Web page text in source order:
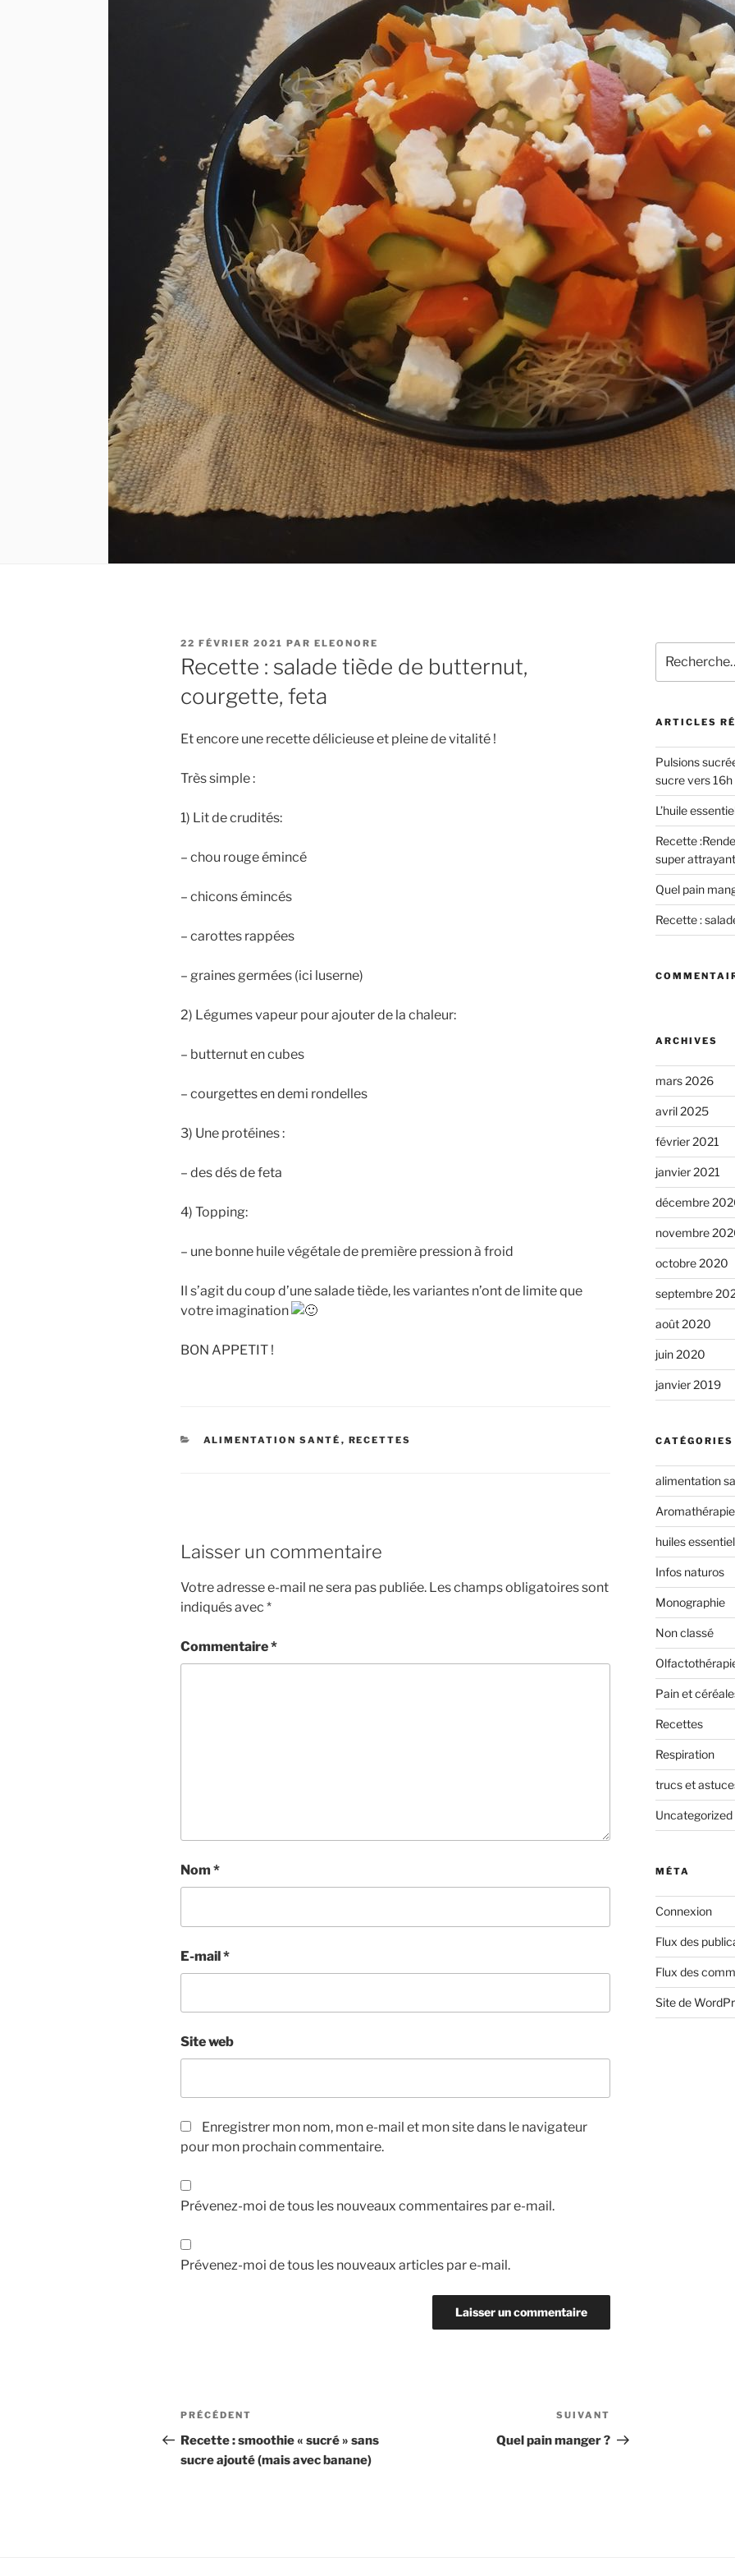
PUBLIÉ
LE
22 FÉVRIER 2021 PAR ELEONORE
Recette : salade tiède de butternut,
courgette, feta
Et encore une recette délicieuse et pleine de vitalité !
Très simple :
1) Lit de crudités:
– chou rouge émincé
– chicons émincés
– carottes rappées
– graines germées (ici luserne)
2) Légumes vapeur pour ajouter de la chaleur:
– butternut en cubes
– courgettes en demi rondelles
3) Une protéines :
– des dés de feta
4) Topping:
– une bonne huile végétale de première pression à froid
Il s’agit du coup d’une salade tiède, les variantes n’ont de limite que
votre imagination
BON APPETIT !
CATÉGORIES
ALIMENTATION SANTÉ , RECETTES
Laisser un commentaire
Votre adresse e-mail ne sera pas publiée. Les champs obligatoires sont
indiqués avec *
Commentaire*
Nom *
E-mail*
Site web
Enregistrer mon nom, mon e-mail et mon site dans le navigateur
pour mon prochain commentaire.
Prévenez-moi de tous les nouveaux commentaires par e-mail.
Prévenez-moi de tous les nouveaux articles par e-mail.
Navigation
de
l’article
Article
précédent
PRÉCÉDENT
Recette : smoothie « sucré » sans
sucre ajouté (mais avec banane)
suivant
SUIVANT
Quel pain manger ?
pour
:
ARTICLES
Pulsions
sucre vers
L’huile
Recette
super
Quel pain
Recette :
ARCHIVES
mars 2026
avril 2025
février 2021
janvier 2021
décembre
novembre
octobre 2020
septembre
août 2020
juin 2020
janvier 2019
CATÉGORIES
alimentation
Aromathérapie
huiles
Infos naturos
Monographie
Non classé
Pain et
Recettes
Respiration
trucs et
Uncategorized
MÉTA
Connexion
Flux des
Flux des
Site de